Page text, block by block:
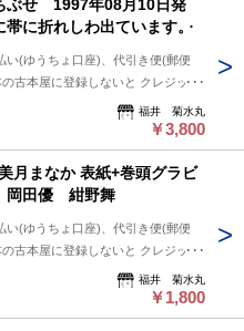
祭日明け発送になります。 ※※※
せ致します。 追跡番号から荷物の
保管期間について-- 此方から連絡
5日間内、購入手続き頂ければ幸
パックライト 430円 ※追跡番号あ
受け取り (押印またはサイン必要)
より変わります。 (下記紹介部分
時間指定ご希望の場合 ※※郵便局
可能です。 --発送について-- 振込確
時発送可能。 ※※郵便局発送ご利
祭日明け発送になります。 ※※※
せ致します。 追跡番号から荷物の
保管期間について-- 此方から連絡
手続き頂けない場合は キャンセル
せ 1997年08月10日発
折れしわ出ています。
い(ゆうちょ口座)、代引き便(郵便
古本屋に登録しないと クレジット
す。 非会員の方は支払い方法を
換」でご利用下さい。 --状態につい
/汚れ/折れ/破れ/使用感等)は ある
、 購入ご検討頂ければ幸いです。
パックライト 430円 ※追跡番号あ
受け取り (押印またはサイン必要)
より変わります。 (下記紹介部分
時間指定ご希望の場合 ※※郵便局
可能です。 --発送について-- 振込確
福井 菊水丸
￥3,800
まなか 表紙+巻頭グラビ
田優 紺野舞
い(ゆうちょ口座)、代引き便(郵便
古本屋に登録しないと クレジット
す。 非会員の方は支払い方法を
換」でご利用下さい。 --状態につい
/汚れ/折れ/破れ/使用感等)は ある
福井 菊水丸
￥1,800